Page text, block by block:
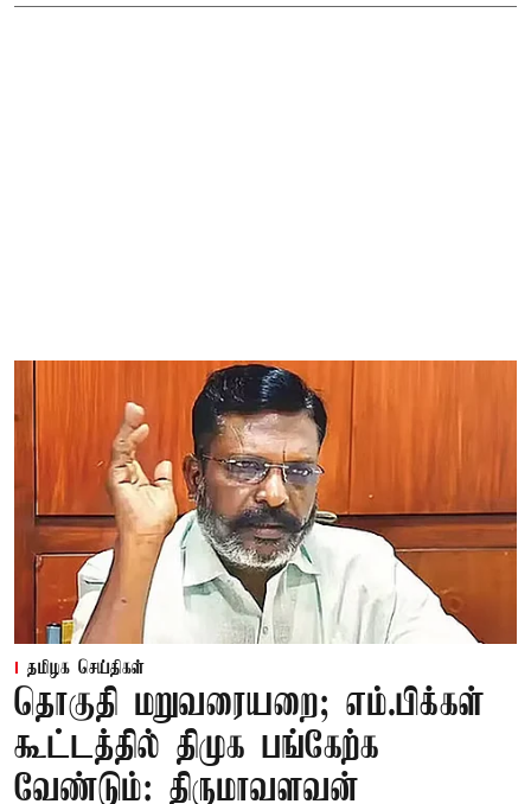
தமிழக செய்திகள்
தொகுதி மறுவரையறை; எம்.பிக்கள்
கூட்டத்தில் திமுக பங்கேற்க
வேண்டும்: திருமாவளவன்